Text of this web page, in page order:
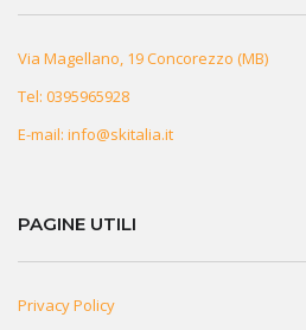
Via Magellano, 19 Concorezzo (MB)
Tel: 0395965928
E-mail: info@skitalia.it
PAGINE UTILI
Privacy Policy